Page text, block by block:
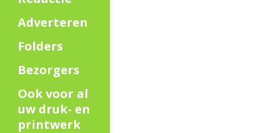
Adverteren
Folders
Bezorgers
Ook voor al
uw druk- en
printwerk